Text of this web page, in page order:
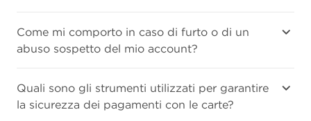
Come mi comporto in caso di furto o di un
abuso sospetto del mio account?
Quali sono gli strumenti utilizzati per garantire
la sicurezza dei pagamenti con le carte?